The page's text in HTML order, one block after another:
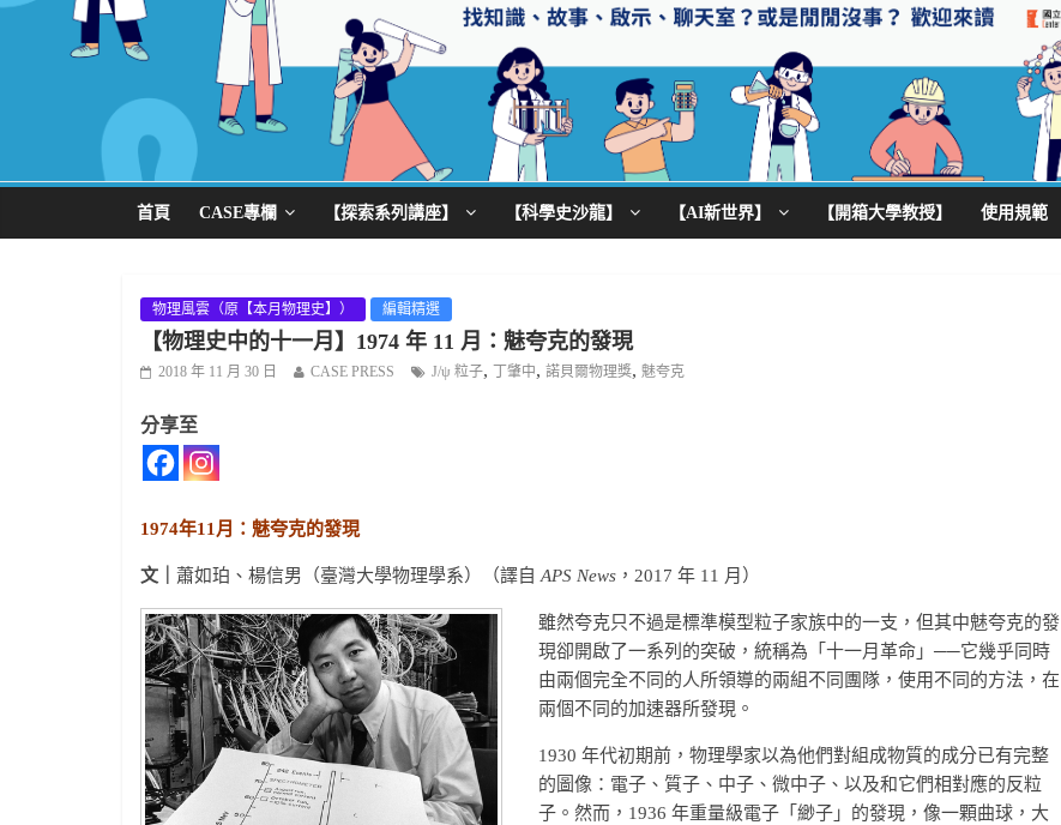
首頁 CASE專欄 【探索系列講座】 【科學史沙龍】 【AI新世界】 【開箱大學教授】 使用規範
物理風雲（原【本月物理史】） 編輯精選
【物理史中的十一月】1974 年 11 月：魅夸克的發現
2018 年 11 月 30 日 CASE PRESS J/ψ 粒子, 丁肇中, 諾貝爾物理獎, 魅夸克
分享至
1974年11月：魅夸克的發現
文｜ 蕭如珀、楊信男（臺灣大學物理學系）（譯自 APS News ，2017 年 11 月）
雖然夸克只不過是標準模型粒子家族中的一支，但其中魅夸克的發
現卻開啟了一系列的突破，統稱為「十一月革命」──它幾乎同時
由兩個完全不同的人所領導的兩組不同團隊，使用不同的方法，在
兩個不同的加速器所發現。
1930 年代初期前，物理學家以為他們對組成物質的成分已有完整
的圖像：電子、質子、中子、微中子、以及和它們相對應的反粒
子。然而，1936 年重量級電子「緲子」的發現，像一顆曲球，大